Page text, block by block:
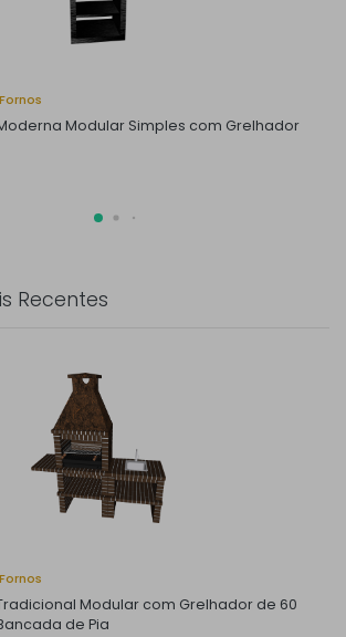
Modular Simples com Grelhador
Recentes
Modular com Grelhador de 60
de Pia